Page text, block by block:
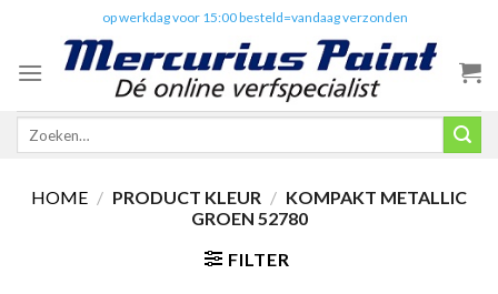
content
op werkdag voor 15:00 besteld=vandaag verzonden
Zoeken
HOME / PRODUCT KLEUR / KOMPAKT METALLIC
GROEN 52780
FILTER